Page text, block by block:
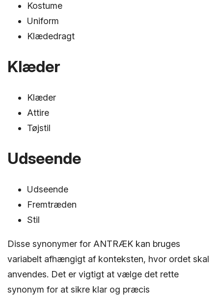
Kostume
Uniform
Klædedragt
Klæder
Klæder
Attire
Tøjstil
Udseende
Udseende
Fremtræden
Stil
Disse synonymer for ANTRÆK kan bruges
variabelt afhængigt af konteksten, hvor ordet skal
anvendes. Det er vigtigt at vælge det rette
synonym for at sikre klar og præcis